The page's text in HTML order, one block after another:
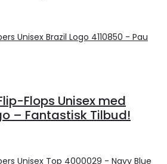
Flops Unisex med
– Fantastisk Tilbud!